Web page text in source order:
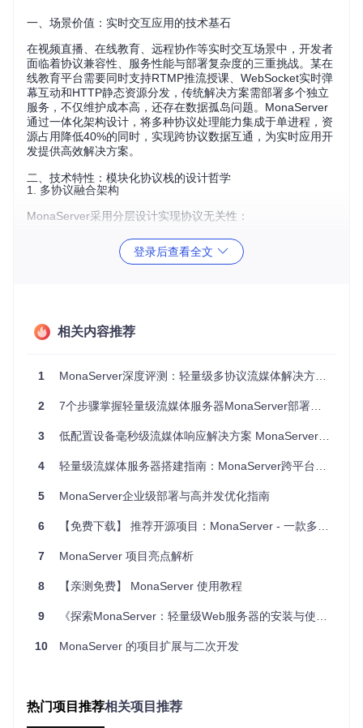
一、场景价值：实时交互应用的技术基石
在视频直播、在线教育、远程协作等实时交互场景中，开发者
面临着协议兼容性、服务性能与部署复杂度的三重挑战。某在
线教育平台需要同时支持RTMP推流授课、WebSocket实时弹
幕互动和HTTP静态资源分发，传统解决方案需部署多个独立
服务，不仅维护成本高，还存在数据孤岛问题。MonaServer
通过一体化架构设计，将多种协议处理能力集成于单进程，资
源占用降低40%的同时，实现跨协议数据互通，为实时应用开
发提供高效解决方案。
二、技术特性：模块化协议栈的设计哲学
1. 多协议融合架构
MonaServer采用分层设计实现协议无关性：
：基于MonaBase模块的Socket抽象（
clude/Mona/Socket.h）提供统一的TCP/UDP操作接口
coder.cpp）
应用层
：通过Lua脚本引擎（
2. 高性能设计亮点
s.cpp）实现缓冲区复用，减少80%的内存分配开销
e/include/Mona/SocketManager.h）支持10K级并发连接
MP/RTMPPacket.h）设计实现数据直接映射，降低CPU占
三、环境准备：构建前的依赖配置
Linux：GCC 7.0+、CMake 3.10+、libssl-dev
核心依赖解析
（
MonaBase/include/Mona/Crypto.h）集成
r/sources/Script.h）
ources/HTTP/HTTPSender.cpp）中应用
git clone
cd
登录后查看全文
相关内容推荐
1 MonaServer深度评测：轻量级多协议流媒体解决方案（含7个实战技巧）
2 7个步骤掌握轻量级流媒体服务器MonaServer部署与应用
3 低配置设备毫秒级流媒体响应解决方案 MonaServer 部署与优化指南
4 轻量级流媒体服务器搭建指南：MonaServer跨平台部署与应用实践
5 MonaServer企业级部署与高并发优化指南
6 【免费下载】 推荐开源项目：MonaServer - 一款多协议Web服务器
7 MonaServer 项目亮点解析
8 【亲测免费】 MonaServer 使用教程
9 《探索MonaServer：轻量级Web服务器的安装与使用》
10 MonaServer 的项目扩展与二次开发
热门项目推荐相关项目推荐